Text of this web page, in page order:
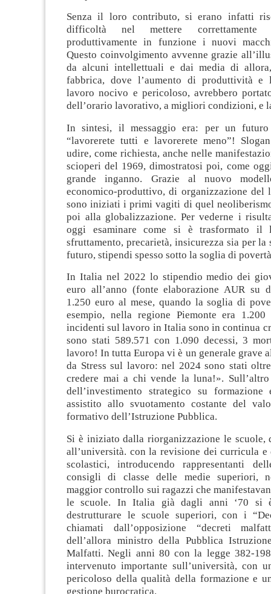
Senza il loro contributo, si erano infatti
difficoltà nel mettere correttamente
produttivamente in funzione i nuovi
Questo coinvolgimento avvenne grazie
da alcuni intellettuali e dai media di
fabbrica, dove l’aumento di produttività
lavoro nocivo e pericoloso, avrebbero
dell’orario lavorativo, a migliori condizioni, e
In sintesi, il messaggio era: per un
“lavorerete tutti e lavorerete meno”!
udire, come richiesta, anche nelle
scioperi del 1969, dimostratosi poi, come
grande inganno. Grazie al nuovo
economico-produttivo, di organizzazione del
sono iniziati i primi vagiti di quel
poi alla globalizzazione. Per vederne i
oggi esaminare come si è trasformato il
sfruttamento, precarietà, insicurezza sia per la
futuro, stipendi spesso sotto la soglia di
In Italia nel 2022 lo stipendio medio dei
euro all’anno (fonte elaborazione AUR su
1.250 euro al mese, quando la soglia di
esempio, nella regione Piemonte era 1.200
incidenti sul lavoro in Italia sono in continua
sono stati 589.571 con 1.090 decessi, 3
lavoro! In tutta Europa vi è un generale grave
da Stress sul lavoro: nel 2024 sono stati
credere mai a chi vende la luna!».
dell’investimento strategico su
assistito allo svuotamento costante del
formativo dell’Istruzione Pubblica.
Si è iniziato dalla riorganizzazione le scuole,
all’università. con la revisione dei curricula e
scolastici, introducendo rappresentanti
consigli di classe delle medie superiori,
maggior controllo sui ragazzi che
le scuole. In Italia già dagli anni ‘70 si
destrutturare le scuole superiori, con i
chiamati dall’opposizione “decreti
dell’allora ministro della Pubblica
Malfatti. Negli anni 80 con la legge 382-
intervenuto importante sull’università, con
pericoloso della qualità della formazione e
gestione burocratica.